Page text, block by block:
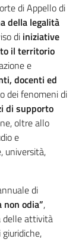
di Appello di
della legalità
di iniziative
il territorio
e
docenti ed
dei fenomeni di
di supporto
oltre allo
e
università,
di
non odia”,
delle attività